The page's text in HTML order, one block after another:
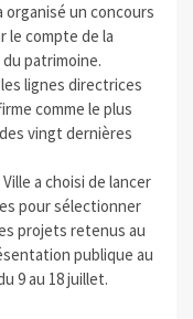
organisé un concours
le compte de la
patrimoine.
lignes directrices
comme le plus
vingt dernières
a choisi de lancer
pour sélectionner
projets retenus au
publique au
9 au 18 juillet.